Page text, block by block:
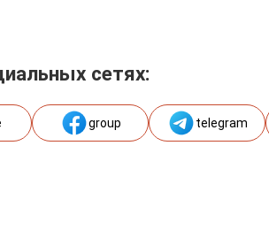
сетях:
group telegram